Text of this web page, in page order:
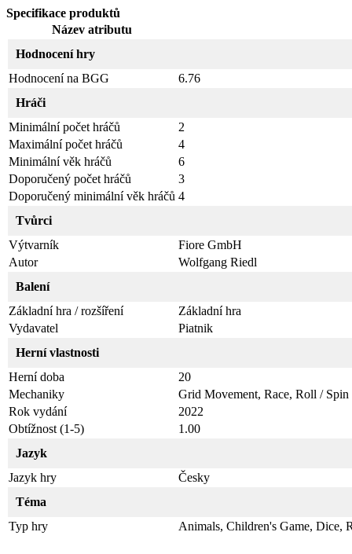
Specifikace produktů
Název atributu
Hodnocení hry
Hodnocení na BGG
6.76
Hráči
Minimální počet hráčů
2
Maximální počet hráčů
4
Minimální věk hráčů
6
Doporučený počet hráčů
3
Doporučený minimální věk hráčů 4
Tvůrci
Výtvarník
Fiore GmbH
Autor
Wolfgang Riedl
Balení
Základní hra / rozšíření
Základní hra
Vydavatel
Piatnik
Herní vlastnosti
Herní doba
20
Mechaniky
Grid Movement, Race, Roll / Spin
Rok vydání
2022
Obtížnost (1-5)
1.00
Jazyk
Jazyk hry
Česky
Téma
Typ hry
Animals, Children's Game, Dice,